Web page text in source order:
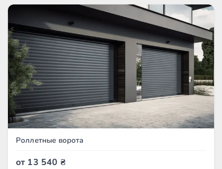
Роллетные ворота
от 13 540 ₴